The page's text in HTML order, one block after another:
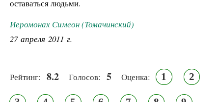
оставаться людьми.
Иеромонах Симеон (Томачинский)
27 апреля 2011 г.
Рейтинг: 8.2 Голосов: 5 Оценка: 1 2